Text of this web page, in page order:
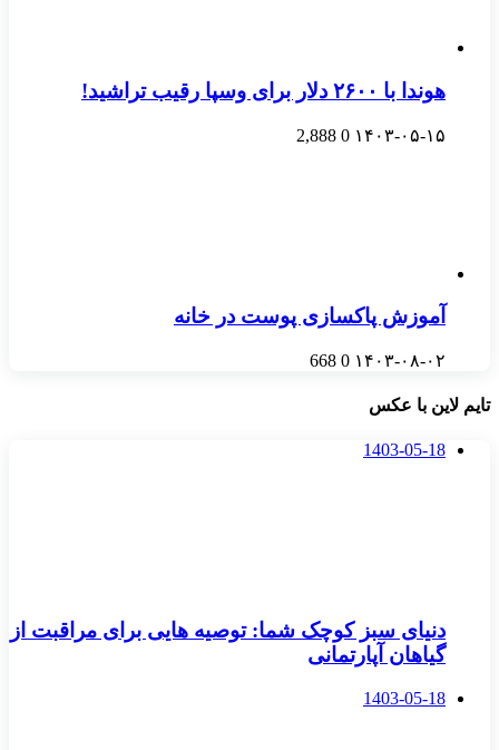
هوندا با ۲۶۰۰ دلار برای وسپا رقیب‌ تراشید!
۱۴۰۳-۰۵-۱۵ 0
2,888
آموزش پاکسازی پوست در خانه
۱۴۰۳-۰۸-۰۲ 0
668
تایم لاین با عکس
1403-05-18
دنیای سبز کوچک شما: توصیه هایی برای مراقبت از
گیاهان آپارتمانی
1403-05-18